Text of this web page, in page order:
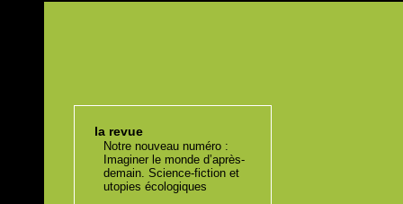
la revue
Notre nouveau numéro :
Imaginer le monde d’après-
demain. Science-fiction et
utopies écologiques